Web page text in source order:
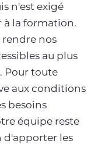
n'est exigé
la formation.
rendre nos
au plus
Pour toute
aux conditions
besoins
équipe reste
les